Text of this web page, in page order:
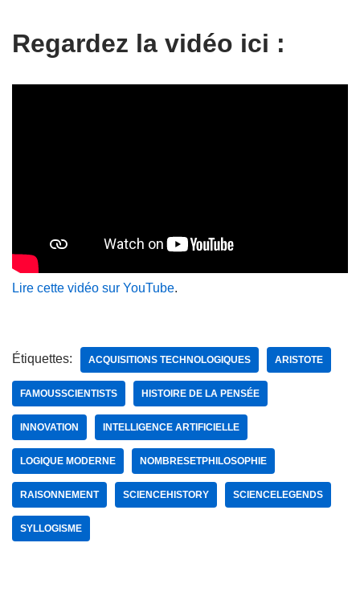
Regardez la vidéo ici :
Lire cette vidéo sur YouTube.
Étiquettes: ACQUISITIONS TECHNOLOGIQUES ARISTOTE
FAMOUSSCIENTISTS HISTOIRE DE LA PENSÉE
INNOVATION INTELLIGENCE ARTIFICIELLE
LOGIQUE MODERNE NOMBRESETPHILOSOPHIE
RAISONNEMENT SCIENCEHISTORY SCIENCELEGENDS
SYLLOGISME